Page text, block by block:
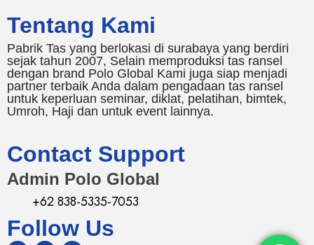
Tentang Kami
Pabrik Tas yang berlokasi di surabaya yang berdiri
sejak tahun 2007, Selain memproduksi tas ransel
dengan brand Polo Global Kami juga siap menjadi
partner terbaik Anda dalam pengadaan tas ransel
untuk keperluan seminar, diklat, pelatihan, bimtek,
Umroh, Haji dan untuk event lainnya.
Contact Support
Admin Polo Global
+62 838-5335-7053
Follow Us